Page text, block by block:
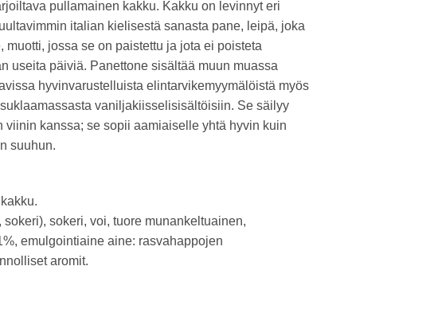
pullamainen kakku. Kakku on levinnyt eri
italian kielisestä sanasta pane, leipä, joka
jossa se on paistettu ja jota ei poisteta
useita päiviä. Panettone sisältää muun muassa
hyvinvarustelluista elintarvikemyymälöistä myös
vaniljakiisselisisältöisiin. Se säilyy
kanssa; se sopii aamiaiselle yhtä hyvin kuin
suuhun.
sokeri, voi, tuore munankeltuainen,
emulgointiaine aine: rasvahappojen
aromit.